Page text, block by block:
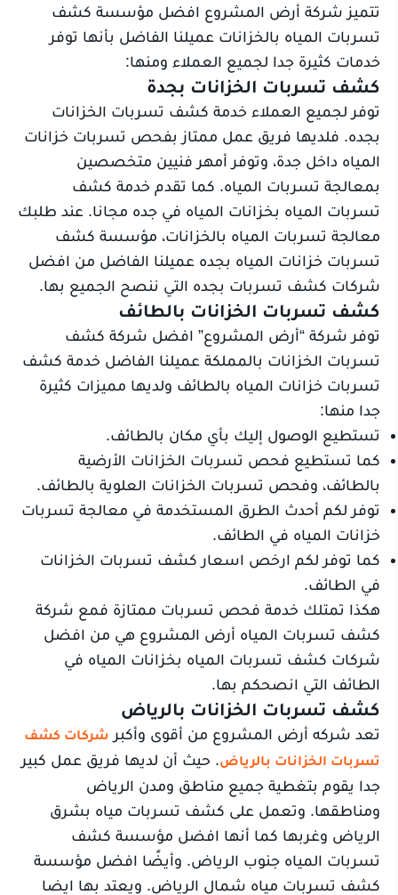
تتميز شركة أرض المشروع افضل مؤسسة كشف
تسربات المياه بالخزانات عميلنا الفاضل بأنها توفر
خدمات كثيرة جدا لجميع العملاء ومنها:
كشف تسربات الخزانات بجدة
توفر لجميع العملاء خدمة كشف تسربات الخزانات
بجده. فلديها فريق عمل ممتاز بفحص تسربات خزانات
المياه داخل جدة، وتوفر أمهر فنيين متخصصين
بمعالجة تسربات المياه. كما تقدم خدمة كشف
تسربات المياه بخزانات المياه في جده مجانا. عند طلبك
معالجة تسربات المياه بالخزانات، مؤسسة كشف
تسربات خزانات المياه بجده عميلنا الفاضل من افضل
شركات كشف تسربات بجده التي ننصح الجميع بها.
كشف تسربات الخزانات بالطائف
توفر شركة “أرض المشروع” افضل شركة كشف
تسربات الخزانات بالمملكة عميلنا الفاضل خدمة كشف
تسربات خزانات المياه بالطائف ولديها مميزات كثيرة
جدا منها:
تستطيع الوصول إليك بأي مكان بالطائف.
كما تستطيع فحص تسربات الخزانات الأرضية
بالطائف، وفحص تسربات الخزانات العلوية بالطائف.
توفر لكم أحدث الطرق المستخدمة في معالجة تسربات
خزانات المياه في الطائف.
كما توفر لكم ارخص اسعار كشف تسربات الخزانات
في الطائف.
هكذا تمتلك خدمة فحص تسربات ممتازة فمع شركة
كشف تسربات المياه أرض المشروع هي من افضل
شركات كشف تسربات المياه بخزانات المياه في
الطائف التي انصحكم بها.
كشف تسربات الخزانات بالرياض
تعد شركه أرض المشروع من أقوى وأكبر شركات كشف
تسربات الخزانات بالرياض. حيث أن لديها فريق عمل كبير
جدا يقوم بتغطية جميع مناطق ومدن الرياض
ومناطقها. وتعمل على كشف تسربات مياه بشرق
الرياض وغربها كما أنها افضل مؤسسة كشف
تسربات المياه جنوب الرياض. وأيضًا افضل مؤسسة
كشف تسربات مياه شمال الرياض. ويعتد بها ايضا